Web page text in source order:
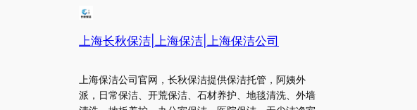
上海长秋保洁|上海保洁|上海保洁公司
上海保洁公司官网，长秋保洁提供保洁托管，阿姨外
派，日常保洁、开荒保洁、石材养护、地毯清洗、外墙